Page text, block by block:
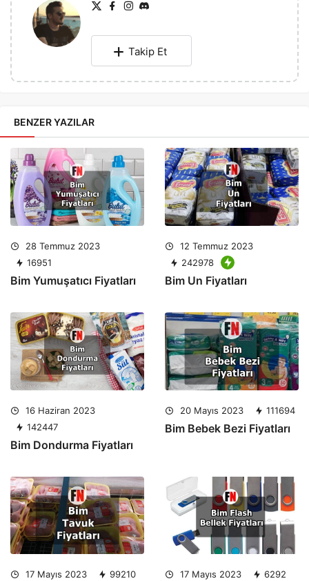
Takip Et
BENZER YAZILAR
28 Temmuz 2023
16951
Bim Yumuşatıcı Fiyatları
12 Temmuz 2023
242978
Bim Un Fiyatları
16 Haziran 2023
142447
Bim Dondurma Fiyatları
20 Mayıs 2023 111694
Bim Bebek Bezi Fiyatları
17 Mayıs 2023 99210 17 Mayıs 2023 6292